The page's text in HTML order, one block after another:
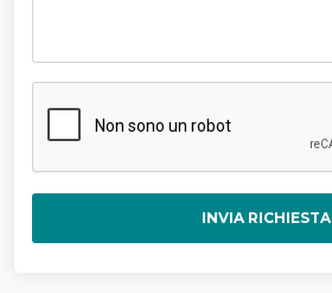
INVIA RICHIESTA